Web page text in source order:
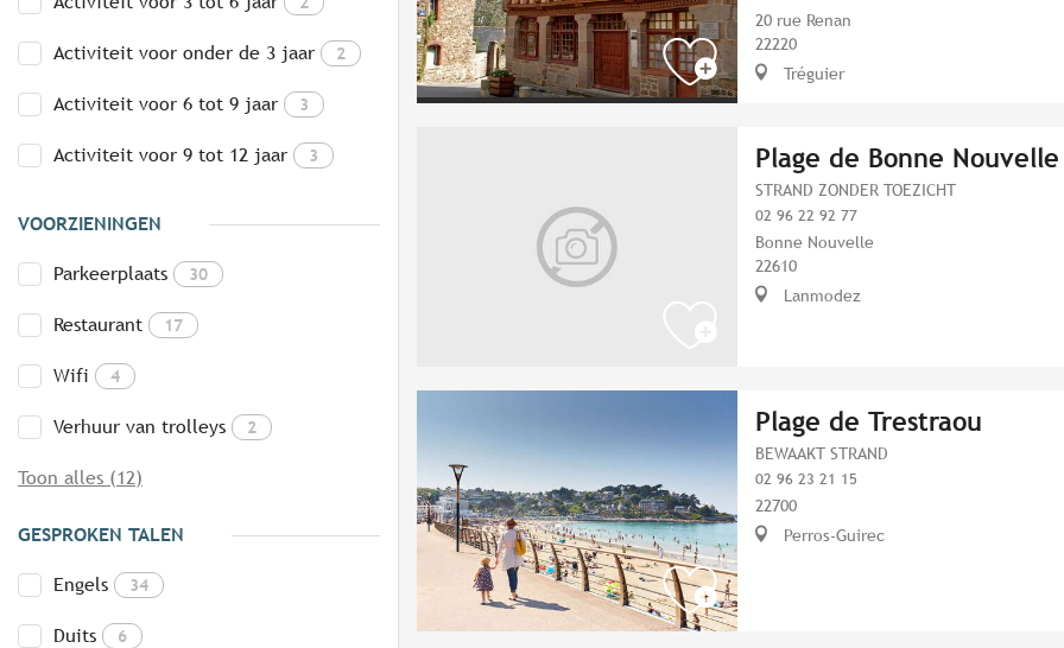
Activiteit voor onder de 3 jaar 2
Activiteit voor 6 tot 9 jaar 3
Activiteit voor 9 tot 12 jaar 3
VOORZIENINGEN
Parkeerplaats 30
Restaurant 17
Wifi 4
Verhuur van trolleys 2
Toon alles (12)
GESPROKEN TALEN
Engels 34
Duits 6
20 rue Renan
22220
Tréguier
Plage de Bonne Nouvelle
STRAND ZONDER TOEZICHT
02 96 22 92 77
Bonne Nouvelle
22610
Lanmodez
Plage de Trestraou
BEWAAKT STRAND
02 96 23 21 15
22700
Perros-Guirec